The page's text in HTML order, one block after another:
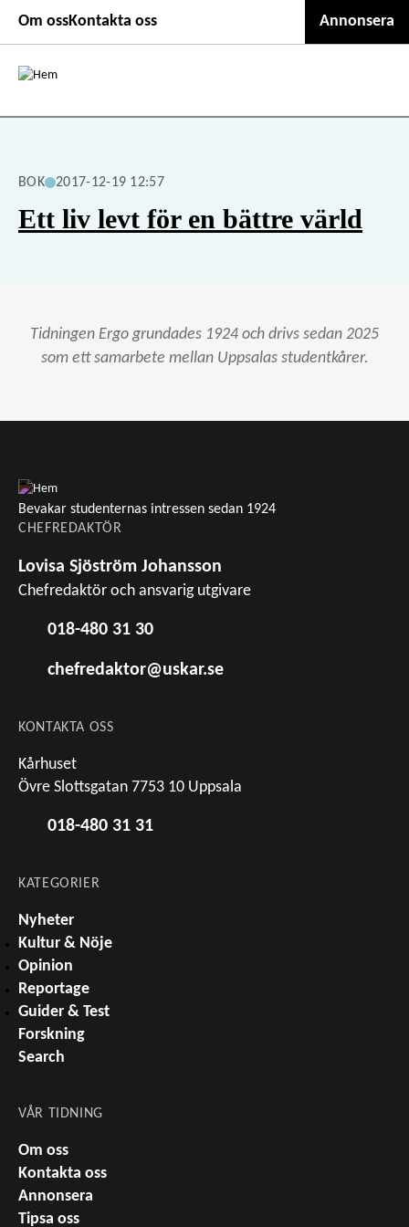
huvudinnehåll
Second
header
menu
Om ossKontakta oss Annonsera
BOK 2017-12-19 12:57
Ett liv levt för en bättre värld
Tidningen Ergo grundades 1924 och drivs sedan 2025
som ett samarbete mellan Uppsalas studentkårer.
Bevakar studenternas intressen sedan 1924
CHEFREDAKTÖR
Lovisa Sjöström Johansson
Chefredaktör och ansvarig utgivare
018-480 31 30
chefredaktor@uskar.se
KONTAKTA OSS
Kårhuset
Övre Slottsgatan 7753 10 Uppsala
018-480 31 31
KATEGORIER
Nyheter
Kultur & Nöje
Opinion
Reportage
Guider & Test
Forskning
Search
VÅR TIDNING
Om oss
Kontakta oss
Annonsera
Tipsa oss